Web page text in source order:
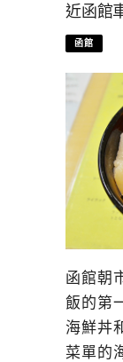
近函館
函館
函館朝
飯的第
海鮮丼
菜單的